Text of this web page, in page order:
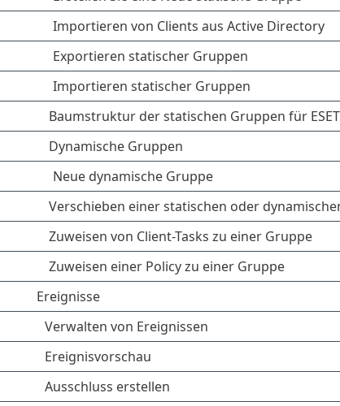
Importieren von Clients aus Active Directory
Exportieren statischer Gruppen
Importieren statischer Gruppen
Baumstruktur der statischen Gruppen für
Dynamische Gruppen
Neue dynamische Gruppe
Verschieben einer statischen oder
Zuweisen von Client-Tasks zu einer Gruppe
Zuweisen einer Policy zu einer Gruppe
Ereignisse
Verwalten von Ereignissen
Ereignisvorschau
Ausschluss erstellen